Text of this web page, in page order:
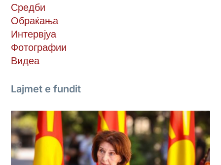
Средби
Обраќања
Интервјуа
Фотографии
Видеа
Lajmet e fundit